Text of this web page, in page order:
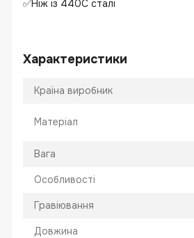
✅Ніж із 440С сталі
Характеристики
Країна виробник
Матеріал
Вага
Особливості
Гравіювання
Довжина